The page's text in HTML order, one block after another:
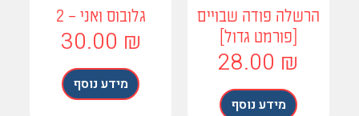
פודה שבויים
[פורמט גדול]
28.00
מידע נוסף
גלובוס ואני – 2
30.00
מידע נוסף